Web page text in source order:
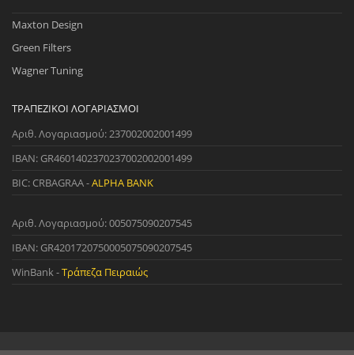
Maxton Design
Green Filters
Wagner Tuning
ΤΡΑΠΕΖΙΚΟΊ ΛΟΓΑΡΙΑΣΜΟΊ
Αριθ. Λογαριασμού: 237002002001499
IBAN: GR4601402370237002002001499
BIC: CRBAGRAA -ALPHA BANK
Αριθ. Λογαριασμού: 005075090207545
IBAN: GR4201720750005075090207545
WinBank -Τράπεζα Πειραιώς